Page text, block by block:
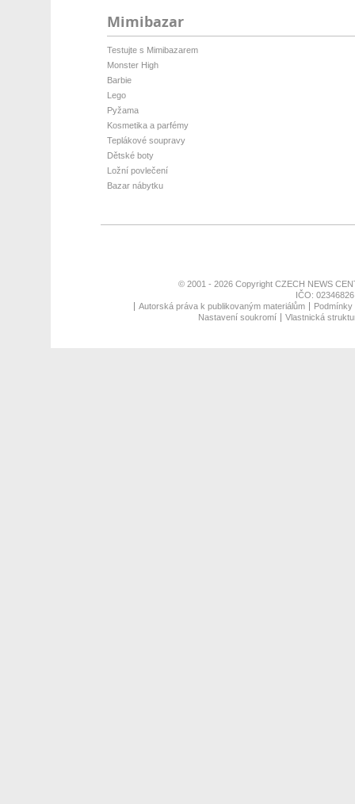
Mimibazar
Testujte s Mimibazarem
Monster High
Barbie
Lego
Pyžama
Kosmetika a parfémy
Teplákové soupravy
Dětské boty
Ložní povlečení
Bazar nábytku
© 2001 - 2026 Copyright CZECH NEWS
IČO:
Autorská práva k publikovaným materiálům
Nastavení soukromí
Vlastnická